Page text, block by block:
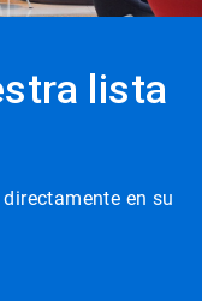
lista
en su